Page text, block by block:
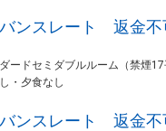
ンスレート 返金
ードセミダブルルーム（禁煙
・夕食なし
ンスレート 返金